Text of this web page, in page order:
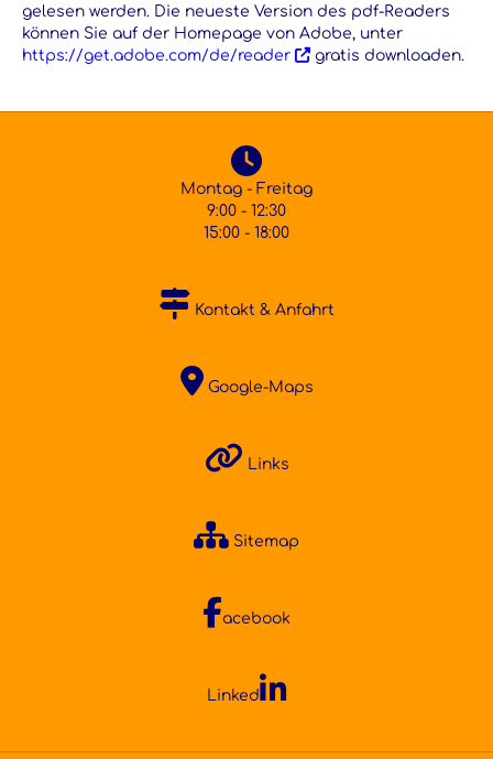
gelesen werden. Die neueste Version des pdf-Readers
können Sie auf der Homepage von Adobe, unter
https://get.adobe.com/de/reader
gratis downloaden.
Montag - Freitag
9:00 - 12:30
15:00 - 18:00
Kontakt & Anfahrt
Google-Maps
Links
Sitemap
acebook
Linked